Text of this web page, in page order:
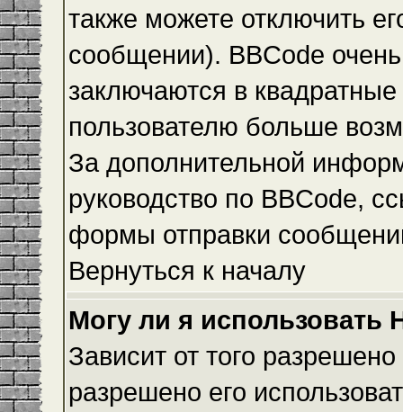
также можете отключить
сообщении). BBCode
заключаются в
пользователю больше
За дополнительной
руководство по BBCode,
формы отправки
Вернуться к началу
Могу ли я использовать
Зависит от того
разрешено его